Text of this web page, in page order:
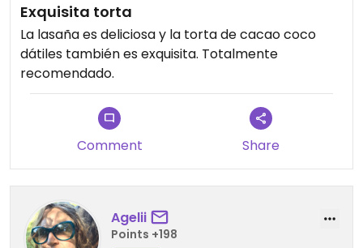
Exquisita torta
La lasaña es deliciosa y la torta de cacao coco
dátiles también es exquisita. Totalmente
recomendado.
Comment Share
Agelii
Points +198